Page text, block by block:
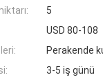
5
USD 80-108
Perakende
3-5 iş günü